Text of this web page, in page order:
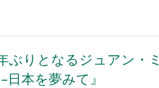
ぶりとなるジュアン・ミ
本を夢みて』